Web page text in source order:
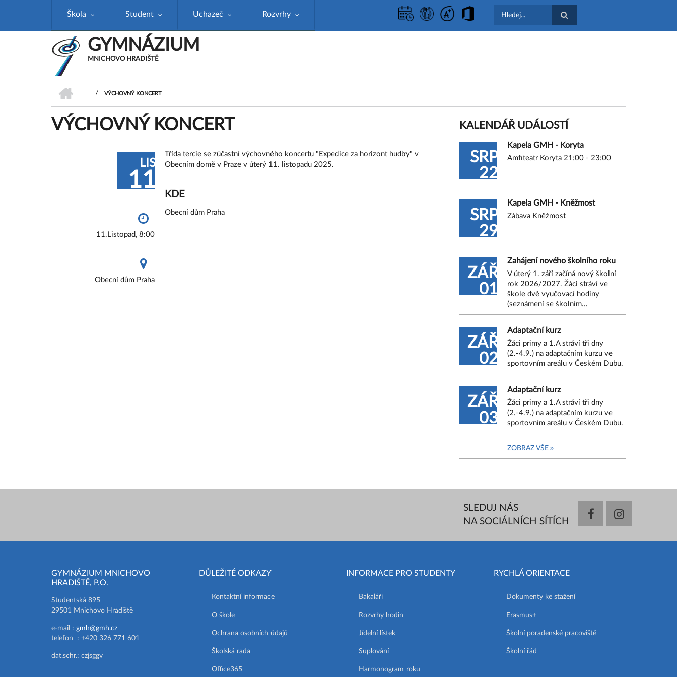
Škola Student Uchazeč Rozvrhy
GYMNÁZIUM
MNICHOVO HRADIŠTĚ
DROBEČKOVÁ
NAVIGACE
/ VÝCHOVNÝ KONCERT
VÝCHOVNÝ KONCERT
LIS
11
11.Listopad, 8:00
Obecní dům Praha
Třída tercie se zúčastní výchovného koncertu "Expedice za horizont hudby" v
Obecním domě v Praze v úterý 11. listopadu 2025.
KDE
Obecní dům Praha
KALENDÁŘ UDÁLOSTÍ
SRP
22
Kapela GMH - Koryta
Amfiteatr Koryta 21:00 - 23:00
SRP
29
Kapela GMH - Kněžmost
Zábava Kněžmost
ZÁŘ
01
Zahájení nového školního roku
V úterý 1. září začíná nový školní
rok 2026/2027. Žáci stráví ve
škole dvě vyučovací hodiny
(seznámení se školním…
ZÁŘ
02
Adaptační kurz
Žáci primy a 1.A stráví tři dny
(2.-4.9.) na adaptačním kurzu ve
sportovním areálu v Českém Dubu.
ZÁŘ
03
Adaptační kurz
Žáci primy a 1.A stráví tři dny
(2.-4.9.) na adaptačním kurzu ve
sportovním areálu v Českém Dubu.
ZOBRAZ VŠE
SLEDUJ NÁS
NA SOCIÁLNÍCH SÍTÍCH
facebookinstagram
GYMNÁZIUM MNICHOVO
HRADIŠTĚ, P.O.
Studentská 895
29501 Mnichovo Hradiště
e-mail : gmh@gmh.cz
telefon : +420 326 771 601
dat.schr.: czjsggv
DŮLEŽITÉ ODKAZY
Kontaktní informace
O škole
Ochrana osobních údajů
Školská rada
Office365
INFORMACE PRO STUDENTY
Bakaláři
Rozvrhy hodin
Jídelní lístek
Suplování
Harmonogram roku
RYCHLÁ ORIENTACE
Dokumenty ke stažení
Erasmus+
Školní poradenské pracoviště
Školní řád